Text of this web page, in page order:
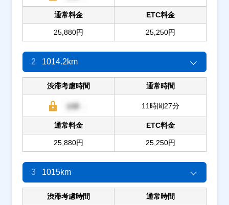
通常料金
25,880円
ETC料金
25,250円
2 1014.2km
渋滞考慮時間 通常時間
11時間27分
通常料金
25,880円
ETC料金
25,250円
3 1015km
渋滞考慮時間 通常時間